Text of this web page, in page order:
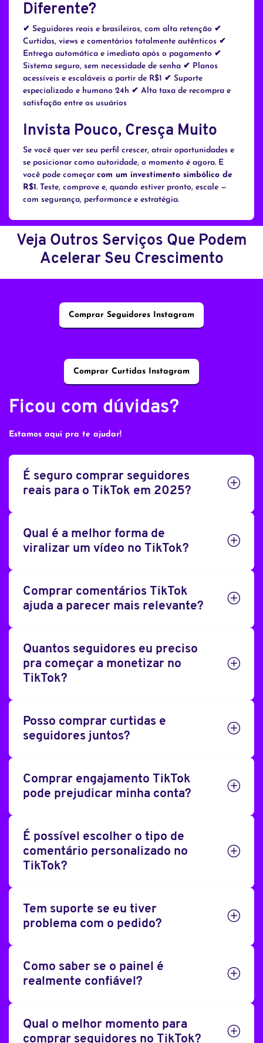
Diferente?
✔ Seguidores reais e brasileiros, com alta retenção ✔
Curtidas, views e comentários totalmente autênticos ✔
Entrega automática e imediata após o pagamento ✔
Sistema seguro, sem necessidade de senha ✔ Planos
acessíveis e escaláveis a partir de R$1 ✔ Suporte
especializado e humano 24h ✔ Alta taxa de recompra e
satisfação entre os usuários
Invista Pouco, Cresça Muito
Se você quer ver seu perfil crescer, atrair oportunidades e
se posicionar como autoridade, o momento é agora. E
você pode começar com um investimento simbólico de
R$1. Teste, comprove e, quando estiver pronto, escale —
com segurança, performance e estratégia.
Veja Outros Serviços Que Podem
Acelerar Seu Crescimento
Comprar Seguidores Instagram
Comprar Curtidas Instagram
Ficou com dúvidas?
Estamos aqui pra te ajudar!
É seguro comprar seguidores
reais para o TikTok em 2025?
Qual é a melhor forma de
viralizar um vídeo no TikTok?
Comprar comentários TikTok
ajuda a parecer mais relevante?
Quantos seguidores eu preciso
pra começar a monetizar no
TikTok?
Posso comprar curtidas e
seguidores juntos?
Comprar engajamento TikTok
pode prejudicar minha conta?
É possível escolher o tipo de
comentário personalizado no
TikTok?
Tem suporte se eu tiver
problema com o pedido?
Como saber se o painel é
realmente confiável?
Qual o melhor momento para
comprar seguidores no TikTok?